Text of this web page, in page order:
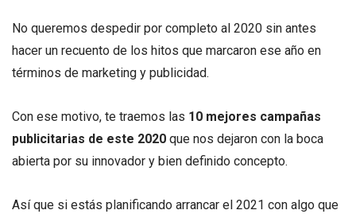
No queremos despedir por completo al 2020 sin antes
hacer un recuento de los hitos que marcaron ese año en
términos de marketing y publicidad.
Con ese motivo, te traemos las 10 mejores campañas
publicitarias de este 2020 que nos dejaron con la boca
abierta por su innovador y bien definido concepto.
Así que si estás planificando arrancar el 2021 con algo que